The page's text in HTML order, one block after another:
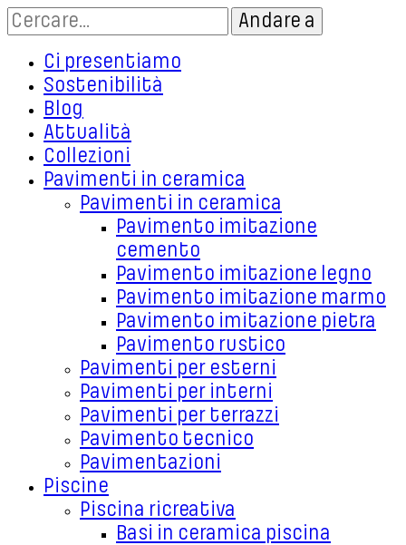
Ci presentiamo
Sostenibilità
Blog
Attualità
Collezioni
Pavimenti in ceramica
Pavimenti in ceramica
Pavimento imitazione
cemento
Pavimento imitazione legno
Pavimento imitazione marmo
Pavimento imitazione pietra
Pavimento rustico
Pavimenti per esterni
Pavimenti per interni
Pavimenti per terrazzi
Pavimento tecnico
Pavimentazioni
Piscine
Piscina ricreativa
Basi in ceramica piscina